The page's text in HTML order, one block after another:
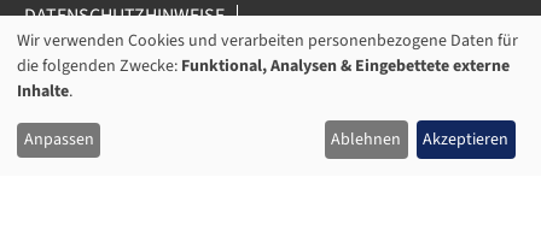
DATENSCHUTZHINWEISE
DATENSCHUTZ-EINSTELLUNGEN
HINWEISGEBERSCHUTZ
(ZZF) e.V.
VERWENDUNG
VON
PERSONENBEZOGENEN
DATEN
Wir verwenden Cookies und verarbeiten personenbezogene Daten für
die folgenden Zwecke: Funktional, Analysen & Eingebettete externe
Inhalte.
Anpassen Ablehnen Akzeptieren